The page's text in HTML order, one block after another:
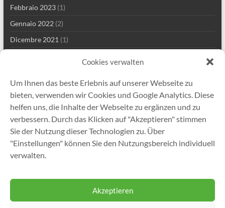
Cookies verwalten
Um Ihnen das beste Erlebnis auf unserer Webseite zu
bieten, verwenden wir Cookies und Google Analytics. Diese
helfen uns, die Inhalte der Webseite zu ergänzen und zu
verbessern. Durch das Klicken auf "Akzeptieren" stimmen
Sie der Nutzung dieser Technologien zu. Über
"Einstellungen" können Sie den Nutzungsbereich individuell
verwalten.
Akzeptieren
Febbraio 2023(1)
Gennaio 2022(2)
Dicembre 2021 (1)
Luglio 2021(1)
Maggio 2021
(5)
Aprile 2021(2)
Marzo 2021(2)
Gennaio 2021